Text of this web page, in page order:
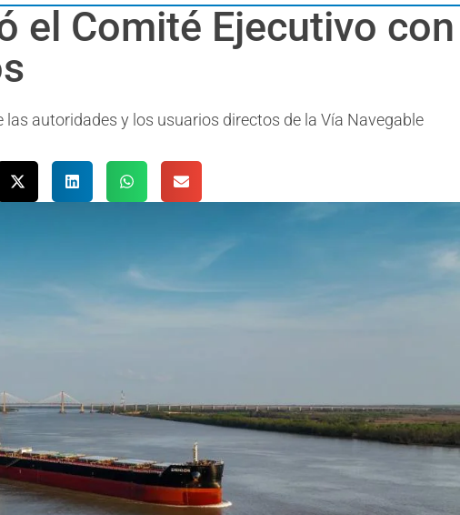
el Comité Ejecutivo
autoridades y los usuarios directos de la Vía Navegable